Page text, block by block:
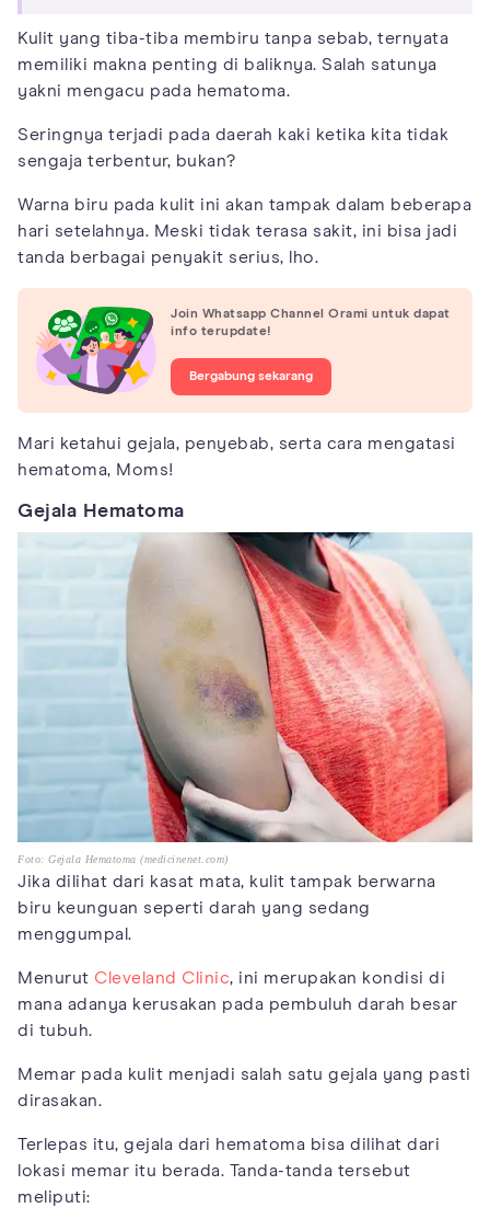
Kulit yang tiba-tiba membiru tanpa sebab, ternyata
memiliki makna penting di baliknya. Salah satunya
yakni mengacu pada hematoma.
Seringnya terjadi pada daerah kaki ketika kita tidak
sengaja terbentur, bukan?
Warna biru pada kulit ini akan tampak dalam beberapa
hari setelahnya. Meski tidak terasa sakit, ini bisa jadi
tanda berbagai penyakit serius, lho.
Join Whatsapp Channel Orami untuk dapat
info terupdate!
Bergabung sekarang
Mari ketahui gejala, penyebab, serta cara mengatasi
hematoma, Moms!
Gejala Hematoma
Foto: Gejala Hematoma (medicinenet.com)
Jika dilihat dari kasat mata, kulit tampak berwarna
biru keunguan seperti darah yang sedang
menggumpal.
Menurut Cleveland Clinic, ini merupakan kondisi di
mana adanya kerusakan pada pembuluh darah besar
di tubuh.
Memar pada kulit menjadi salah satu gejala yang pasti
dirasakan.
Terlepas itu, gejala dari hematoma bisa dilihat dari
lokasi memar itu berada. Tanda-tanda tersebut
meliputi: